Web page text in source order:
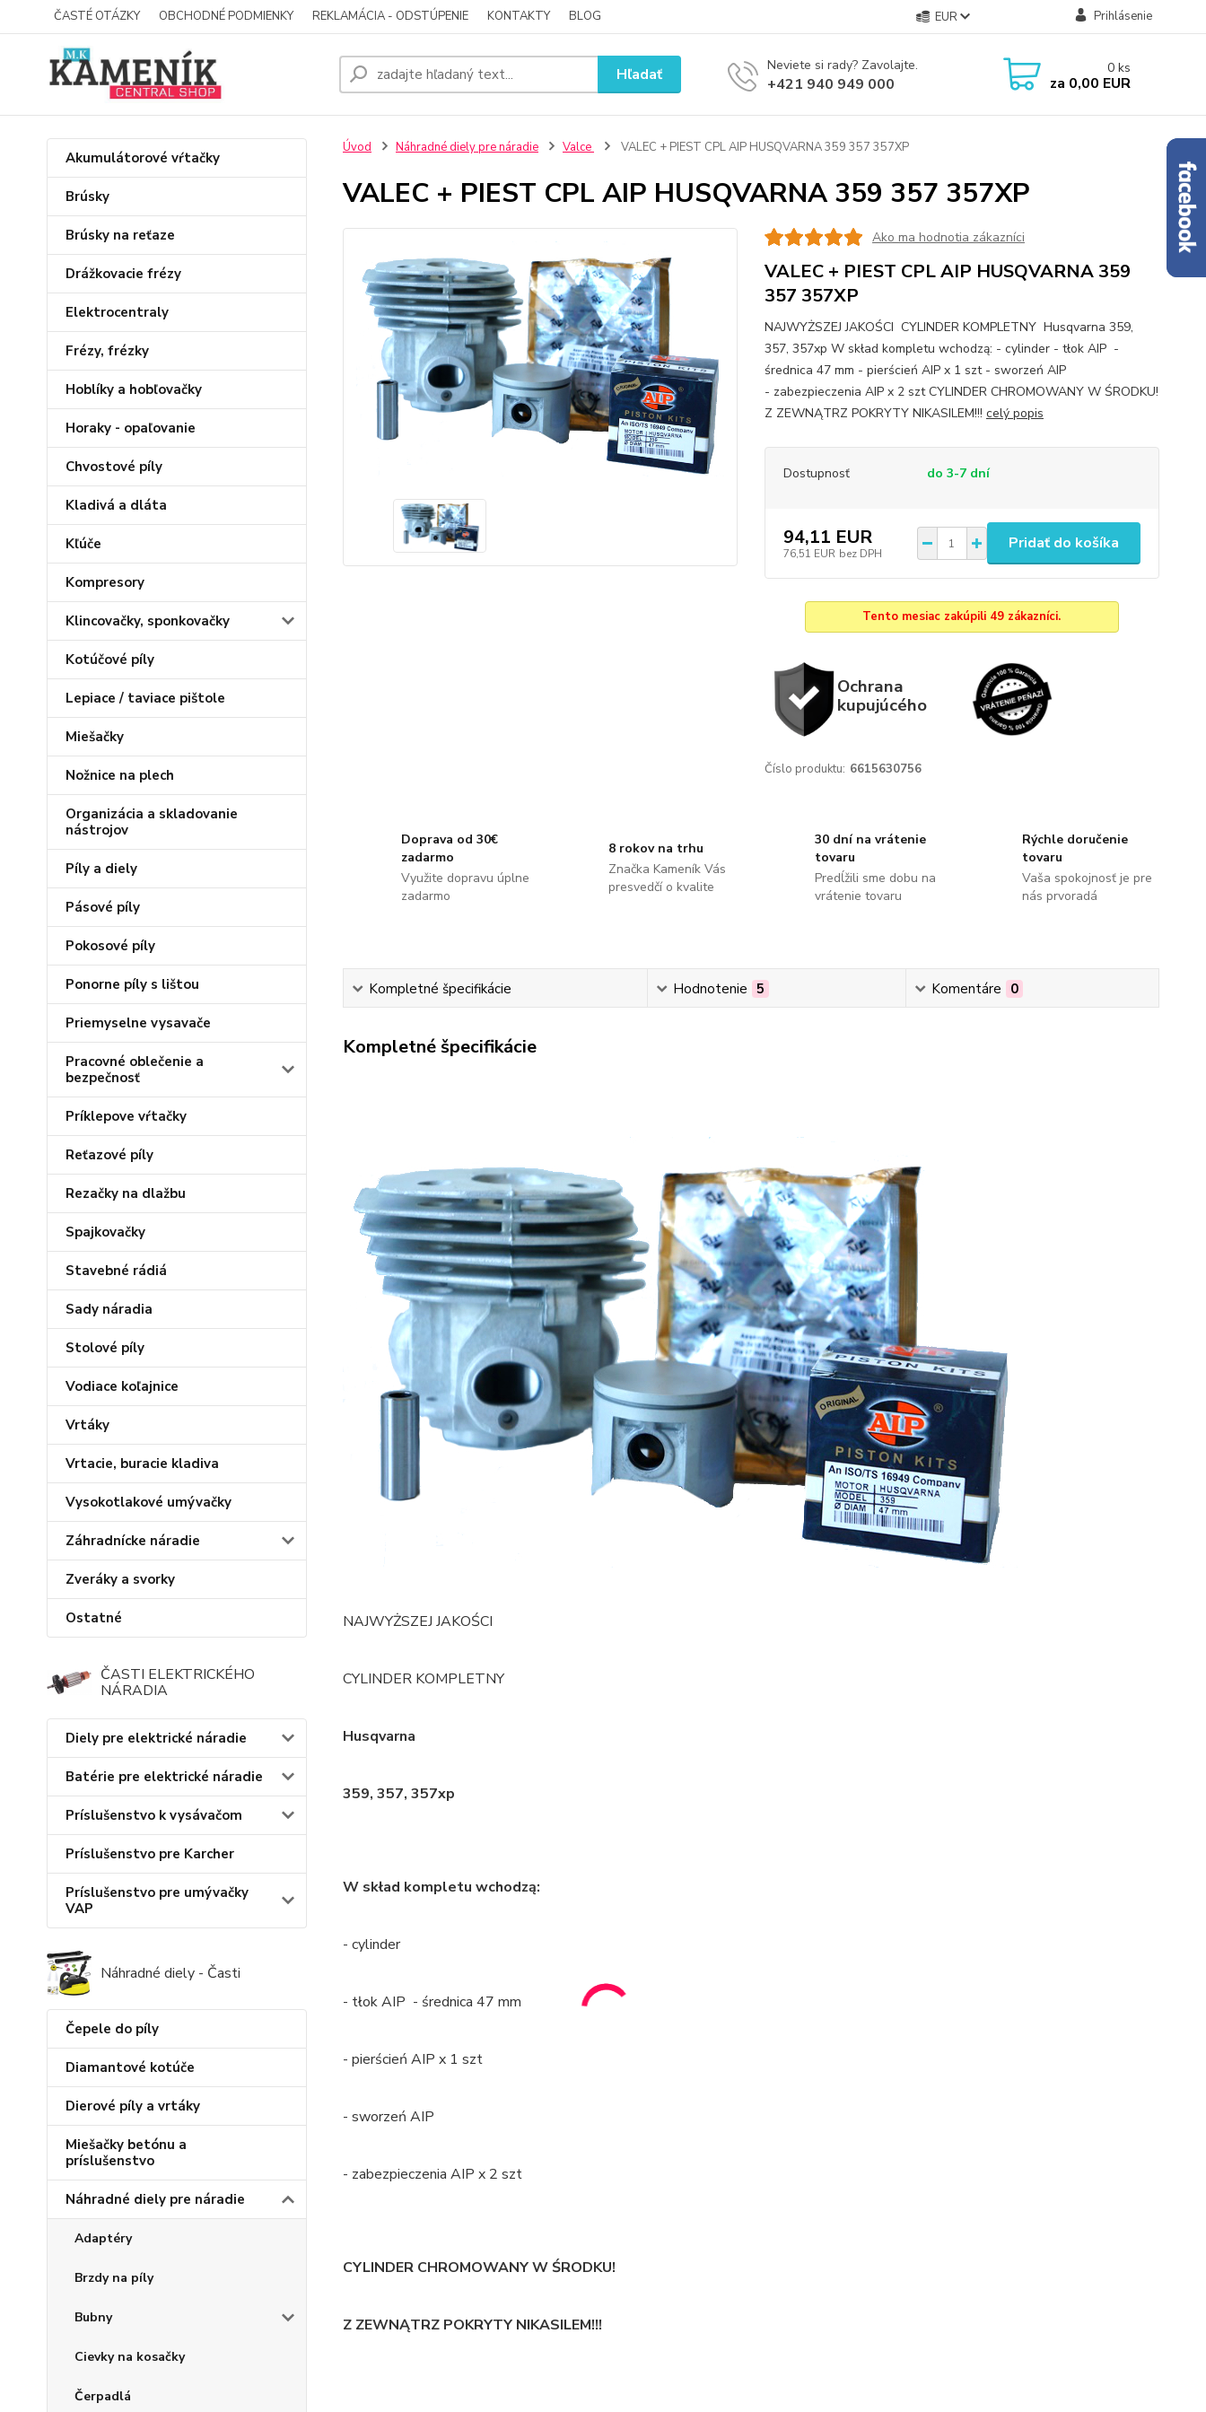
ČASTÉ OTÁZKY OBCHODNÉ PODMIENKY REKLAMÁCIA - ODSTÚPENIE KONTAKTY BLOG EUR Prihlásenie
Hľadať Neviete si rady? Zavolajte.
+421 940 949 000
0 ks
za 0,00 EUR
Akumulátorové vŕtačky
Brúsky
Brúsky na reťaze
Drážkovacie frézy
Elektrocentraly
Frézy, frézky
Hoblíky a hobľovačky
Horaky - opaľovanie
Chvostové píly
Kladivá a dláta
Kľúče
Kompresory
Klincovačky, sponkovačky
Kotúčové píly
Lepiace / taviace pištole
Miešačky
Nožnice na plech
Organizácia a skladovanie
nástrojov
Píly a diely
Pásové píly
Pokosové píly
Ponorne píly s lištou
Priemyselne vysavače
Pracovné oblečenie a
bezpečnosť
Príklepove vŕtačky
Reťazové píly
Rezačky na dlažbu
Spajkovačky
Stavebné rádiá
Sady náradia
Stolové píly
Vodiace koľajnice
Vrtáky
Vrtacie, buracie kladiva
Vysokotlakové umývačky
Záhradnícke náradie
Zveráky a svorky
Ostatné
ČASTI ELEKTRICKÉHO
NÁRADIA
Diely pre elektrické náradie
Batérie pre elektrické náradie
Príslušenstvo k vysávačom
Príslušenstvo pre Karcher
Príslušenstvo pre umývačky
VAP
Náhradné diely - Časti
Čepele do píly
Diamantové kotúče
Dierové píly a vrtáky
Miešačky betónu a
príslušenstvo
Náhradné diely pre náradie
Adaptéry
Brzdy na píly
Bubny
Cievky na kosačky
Čerpadlá
Úvod Náhradné diely pre náradie Valce VALEC + PIEST CPL AIP HUSQVARNA 359 357 357XP
VALEC + PIEST CPL AIP HUSQVARNA 359 357 357XP
Ako ma hodnotia zákazníci
VALEC + PIEST CPL AIP HUSQVARNA 359
357 357XP
NAJWYŻSZEJ JAKOŚCI CYLINDER KOMPLETNY Husqvarna 359,
357, 357xp W skład kompletu wchodzą: - cylinder - tłok AIP -
średnica 47 mm - pierścień AIP x 1 szt - sworzeń AIP
- zabezpieczenia AIP x 2 szt CYLINDER CHROMOWANY W ŚRODKU!
Z ZEWNĄTRZ POKRYTY NIKASILEM!!! celý popis
Dostupnosť do 3-7 dní
94,11 EUR
76,51 EUR bez DPH
Pridať do košíka
Tento mesiac zakúpili 49 zákazníci.
Ochrana
kupujúcého
Číslo produktu: 6615630756
Doprava od 30€
zadarmo
Využite dopravu úplne
zadarmo
8 rokov na trhu
Značka Kameník Vás
presvedčí o kvalite
30 dní na vrátenie
tovaru
Predĺžili sme dobu na
vrátenie tovaru
Rýchle doručenie
tovaru
Vaša spokojnosť je pre
nás prvoradá
Kompletné špecifikácie Hodnotenie 5 Komentáre 0
Kompletné špecifikácie
NAJWYŻSZEJ JAKOŚCI
CYLINDER KOMPLETNY
Husqvarna
359, 357, 357xp
W skład kompletu wchodzą:
- cylinder
- tłok AIP - średnica 47 mm
- pierścień AIP x 1 szt
- sworzeń AIP
- zabezpieczenia AIP x 2 szt
CYLINDER CHROMOWANY W ŚRODKU!
Z ZEWNĄTRZ POKRYTY NIKASILEM!!!